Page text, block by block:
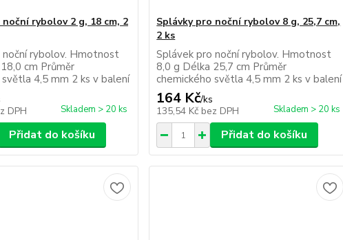
rybolov 2 g, 18 cm, 2
noční rybolov. Hmotnost
cm Průměr
4,5 mm 2 ks v balení
DPH Skladem > 20 ks
Přidat do košíku
Splávky pro noční rybolov 8 g, 25,7 cm,
2 ks
Splávek pro noční rybolov. Hmotnost
8,0 g Délka 25,7 cm Průměr
chemického světla 4,5 mm 2 ks v balení
164 Kč/ks
135,54 Kč bez DPH Skladem > 20 ks
Přidat do košíku